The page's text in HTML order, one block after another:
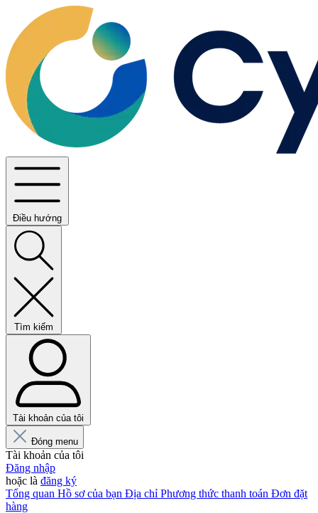
Điều hướng
Tìm kiếm
Tài khoản của tôi
Đóng menu
Tài khoản của tôi
Đăng nhập
hoặc là đăng ký
Tổng quan Hồ sơ của bạn Địa chỉ Phương thức thanh toán Đơn đặt
hàng